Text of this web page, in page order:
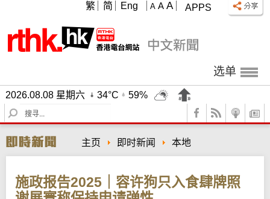
APPS
A A A
繁 简 Eng
选单
2026.08.08 星期六 34°C
59%
S
e
r
c
主页 即时新闻 本地
施政报告2025｜容许狗只入食肆牌照